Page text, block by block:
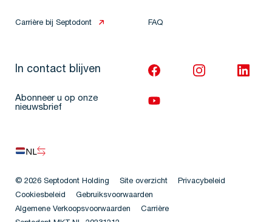
Carrière bij Septodont FAQ
In contact blijven
Abonneer u op onze
nieuwsbrief
NL
© 2026 Septodont Holding Site overzicht
Privacybeleid
Cookiesbeleid
Gebruiksvoorwaarden
Algemene Verkoopsvoorwaarden
Carrière